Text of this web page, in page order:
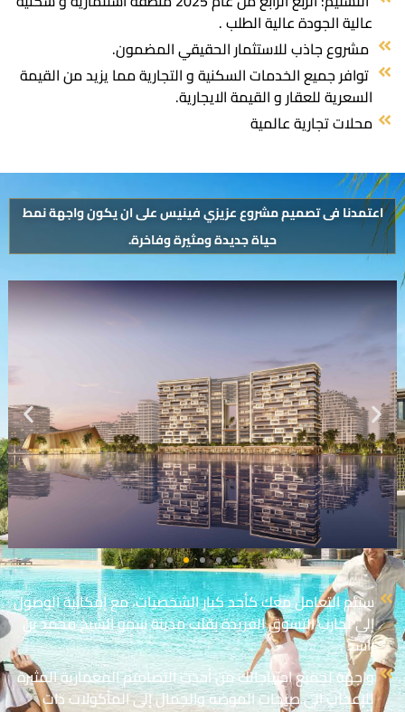
عالية الجودة عالية الطلب .
مشروع جاذب للاستثمار الحقيقي المضمون.
توافر جميع الخدمات السكنية و التجارية مما يزيد من القيمة
السعرية للعقار و القيمة الايجارية.
محلات تجارية عالمية
اعتمدنا فى تصميم مشروع عزيزي فينيس على ان يكون واجهة نمط
حياة جديدة ومثيرة وفاخرة.
سيتم التعامل معك كأحد كبار الشخصيات، مع إمكانية الوصول
إلى تجارب التسوق الفريدة بقلب مدينة سمو الشيخ محمد بن
راشد .
واجهة لجميع احتياجاتك من أحدث التصاميم المعمارية المثيرة
للإعجاب الى صيحات الموضة والجمال إلى المأكولات ذات